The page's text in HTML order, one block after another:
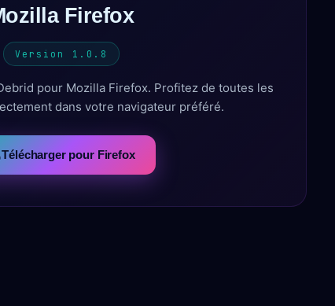
Firefox
Version 1.0.8
pour Mozilla Firefox. Profitez de toutes les
dans votre navigateur préféré.
Télécharger pour Firefox